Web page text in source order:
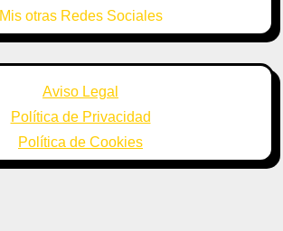
Mis otras Redes Sociales
Aviso Legal
Política de Privacidad
Política de Cookies